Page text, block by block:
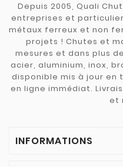
Depuis 2005, Quali
entreprises et
métaux ferreux et non
projets ! Chutes et
mesures et dans plus
acier, aluminium, inox,
disponible mis à jour
en ligne immédiat.
et
INFORMATIONS